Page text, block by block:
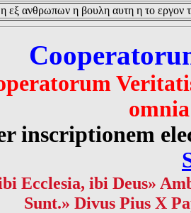
εξ ανθρωπων η βουλη αυτη η το εργον
inscriptionem
Ecclesia, ibi Deus»
Sunt.» Divus Pius X